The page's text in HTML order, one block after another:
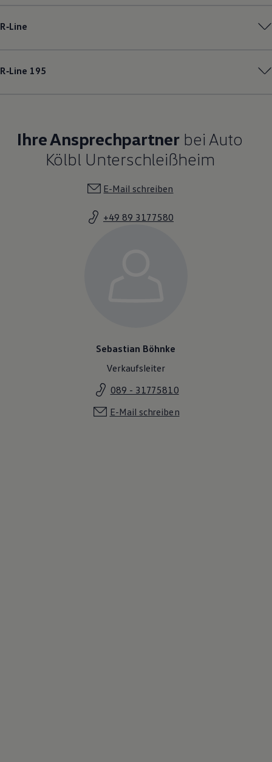
R‑Line
R‑Line 195
Ihre Ansprechpartnerbei Auto
Kölbl Unterschleißheim
E-Mail schreiben
+49 89 3177580
Sebastian Böhnke
Verkaufsleiter
089 - 31775810
E-Mail schreiben